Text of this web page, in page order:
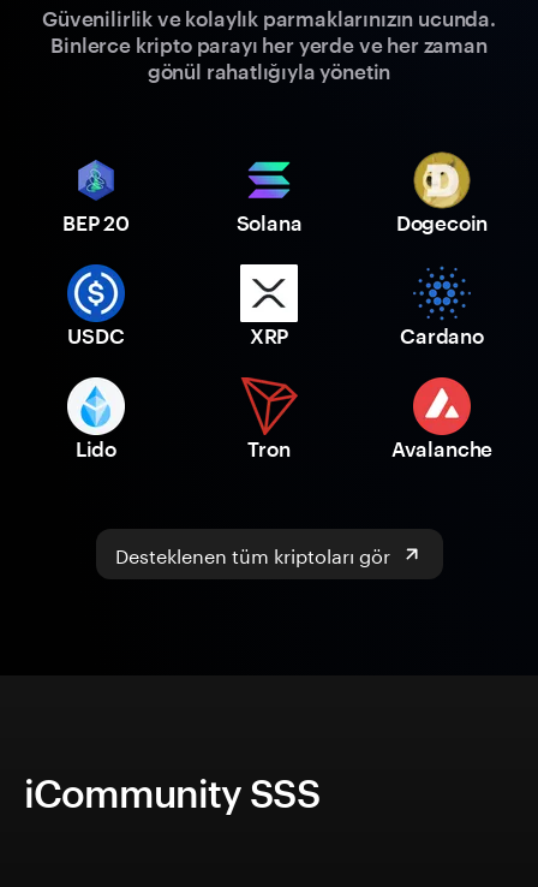
Güvenilirlik ve kolaylık parmaklarınızın ucunda.
Binlerce kripto parayı her yerde ve her zaman
gönül rahatlığıyla yönetin
BEP 20 Solana Dogecoin
USDC XRP Cardano
Lido Tron Avalanche
Desteklenen tüm kriptoları gör
iCommunity SSS